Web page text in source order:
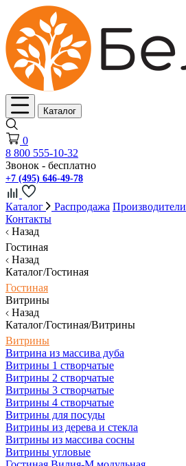
Каталог
0
8 800 555-10-32
Звонок - бесплатно
+7 (495) 646-49-78
Каталог Распродажа Производители
Контакты
Назад
Гостиная
Назад
Каталог/Гостиная
Гостиная
Витрины
Назад
Каталог/Гостиная/Витрины
Витрины
Витрина из массива дуба
Витрины 1 створчатые
Витрины 2 створчатые
Витрины 3 створчатые
Витрины 4 створчатые
Витрины для посуды
Витрины из дерева и стекла
Витрины из массива сосны
Витрины угловые